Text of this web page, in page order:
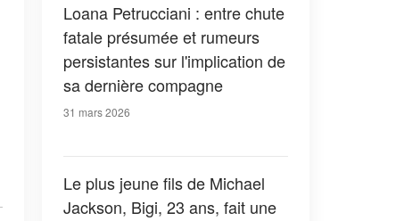
Loana Petrucciani : entre chute
fatale présumée et rumeurs
persistantes sur l'implication de
sa dernière compagne
31 mars 2026
Le plus jeune fils de Michael
Jackson, Bigi, 23 ans, fait une